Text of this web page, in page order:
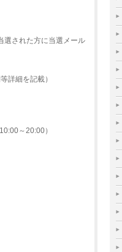
選された方に当選メール
詳細を記載）
～20:00）